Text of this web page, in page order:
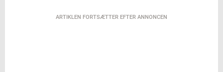
ARTIKLEN FORTSÆTTER EFTER ANNONCEN